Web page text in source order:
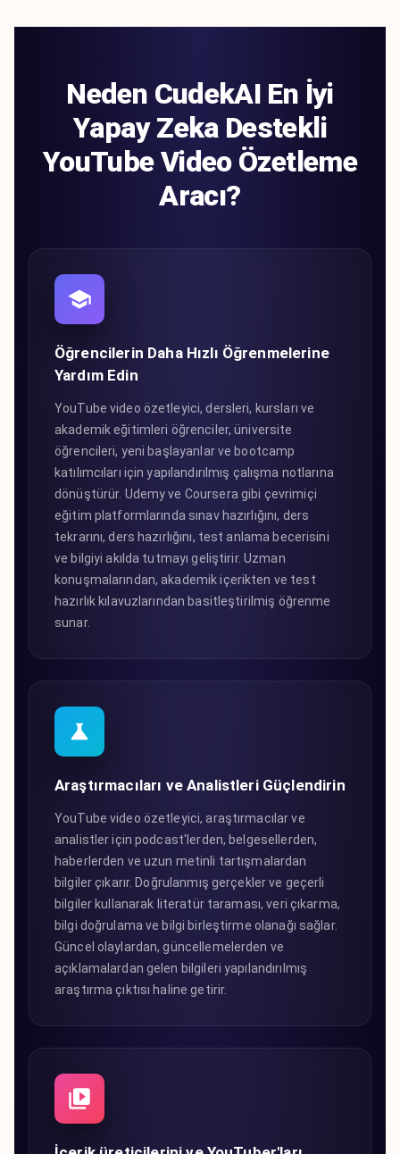
Neden CudekAI En İyi
Yapay Zeka Destekli
YouTube Video Özetleme
Aracı?
Öğrencilerin Daha Hızlı Öğrenmelerine
Yardım Edin
YouTube video özetleyici, dersleri, kursları ve
akademik eğitimleri öğrenciler, üniversite
öğrencileri, yeni başlayanlar ve bootcamp
katılımcıları için yapılandırılmış çalışma notlarına
dönüştürür. Udemy ve Coursera gibi çevrimiçi
eğitim platformlarında sınav hazırlığını, ders
tekrarını, ders hazırlığını, test anlama becerisini
ve bilgiyi akılda tutmayı geliştirir. Uzman
konuşmalarından, akademik içerikten ve test
hazırlık kılavuzlarından basitleştirilmiş öğrenme
sunar.
Araştırmacıları ve Analistleri Güçlendirin
YouTube video özetleyici, araştırmacılar ve
analistler için podcast'lerden, belgesellerden,
haberlerden ve uzun metinli tartışmalardan
bilgiler çıkarır. Doğrulanmış gerçekler ve geçerli
bilgiler kullanarak literatür taraması, veri çıkarma,
bilgi doğrulama ve bilgi birleştirme olanağı sağlar.
Güncel olaylardan, güncellemelerden ve
açıklamalardan gelen bilgileri yapılandırılmış
araştırma çıktısı haline getirir.